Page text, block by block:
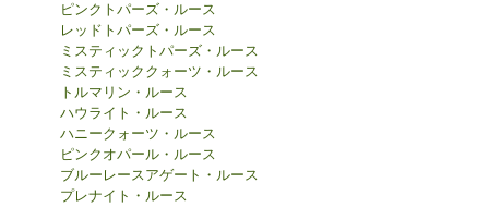
ピンクトパーズ・ルース
レッドトパーズ・ルース
ミスティックトパーズ・ルース
ミスティッククォーツ・ルース
トルマリン・ルース
ハウライト・ルース
ハニークォーツ・ルース
ピンクオパール・ルース
ブルーレースアゲート・ルース
プレナイト・ルース